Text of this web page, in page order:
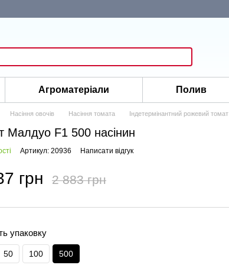
Агроматеріали Полив
Насіння овочів Насіння томата Індетермінантний рожевий томат
Малдуо F1 500 насінин
Артикул: 20936 Написати відгук
грн 2 883 грн
упаковку
50 100 500